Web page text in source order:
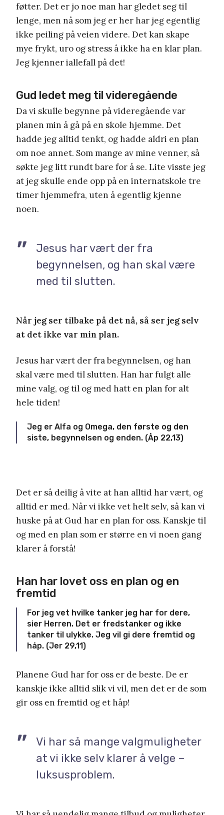
føtter. Det er jo noe man har gledet seg til
lenge, men nå som jeg er her har jeg egentlig
ikke peiling på veien videre. Det kan skape
mye frykt, uro og stress å ikke ha en klar plan.
Jeg kjenner iallefall på det!
Gud ledet meg til videregående
Da vi skulle begynne på videregående var
planen min å gå på en skole hjemme. Det
hadde jeg alltid tenkt, og hadde aldri en plan
om noe annet. Som mange av mine venner, så
søkte jeg litt rundt bare for å se. Lite visste jeg
at jeg skulle ende opp på en internatskole tre
timer hjemmefra, uten å egentlig kjenne
noen.
Jesus har vært der fra
begynnelsen, og han skal være
med til slutten.
Når jeg ser tilbake på det nå, så ser jeg selv
at det ikke var min plan.
Jesus har vært der fra begynnelsen, og han
skal være med til slutten. Han har fulgt alle
mine valg, og til og med hatt en plan for alt
hele tiden!
Jeg er Alfa og Omega, den første og den
siste, begynnelsen og enden. (Åp 22,13)
Det er så deilig å vite at han alltid har vært, og
alltid er med. Når vi ikke vet helt selv, så kan vi
huske på at Gud har en plan for oss. Kanskje til
og med en plan som er større en vi noen gang
klarer å forstå!
Han har lovet oss en plan og en
fremtid
For jeg vet hvilke tanker jeg har for dere,
sier Herren. Det er fredstanker og ikke
tanker til ulykke. Jeg vil gi dere fremtid og
håp. (Jer 29,11)
Planene Gud har for oss er de beste. De er
kanskje ikke alltid slik vi vil, men det er de som
gir oss en fremtid og et håp!
Vi har så mange valgmuligheter
at vi ikke selv klarer å velge –
luksusproblem.